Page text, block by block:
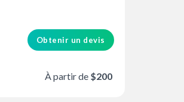
Obtenir un devis
À partir de $200